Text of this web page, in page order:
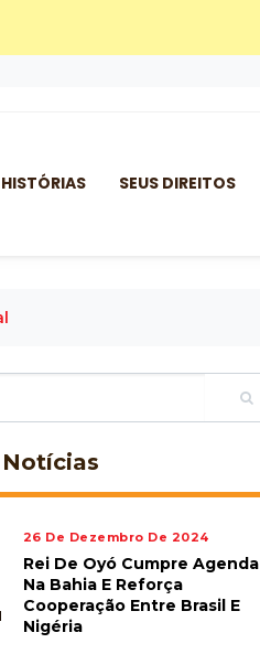
HISTÓRIAS SEUS DIREITOS
Notícias
26 De Dezembro De 2024
Rei De Oyó Cumpre Agenda
Na Bahia E Reforça
Cooperação Entre Brasil E
Nigéria